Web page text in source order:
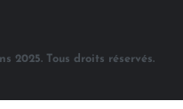
2025. Tous droits réservés.